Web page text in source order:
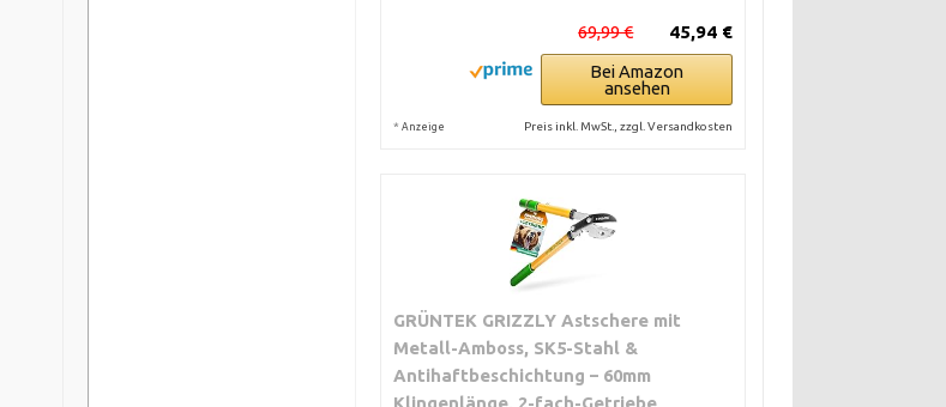
45,94 €
69,99 €
Bei Amazon
ansehen
* Anzeige Preis inkl. MwSt., zzgl. Versandkosten
GRÜNTEK GRIZZLY Astschere mit
Metall-Amboss, SK5-Stahl &
Antihaftbeschichtung – 60mm
Klingenlänge, 2-fach-Getriebe